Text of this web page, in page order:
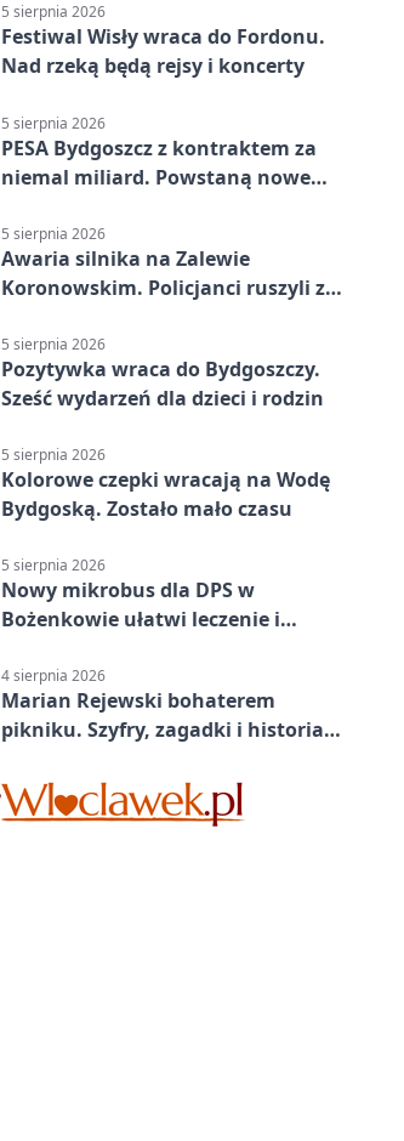
5 sierpnia 2026
Festiwal Wisły wraca do Fordonu.
Nad rzeką będą rejsy i koncerty
5 sierpnia 2026
PESA Bydgoszcz z kontraktem za
niemal miliard. Powstaną nowe
5 sierpnia 2026
Awaria silnika na Zalewie
Koronowskim. Policjanci ruszyli z
5 sierpnia 2026
Pozytywka wraca do Bydgoszczy.
Sześć wydarzeń dla dzieci i rodzin
5 sierpnia 2026
Kolorowe czepki wracają na Wodę
Bydgoską. Zostało mało czasu
5 sierpnia 2026
Nowy mikrobus dla DPS w
Bożenkowie ułatwi leczenie i
4 sierpnia 2026
Marian Rejewski bohaterem
pikniku. Szyfry, zagadki i historia